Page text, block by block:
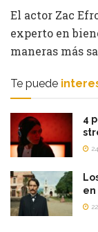
El actor Zac
experto en
maneras más
Te puede
4
en